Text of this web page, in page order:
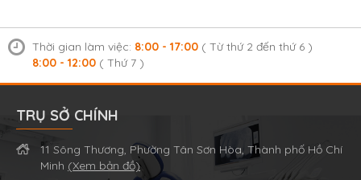
Thời gian làm việc: 8:00 - 17:00 ( Từ thứ 2 đến thứ 6 )
8:00 - 12:00 ( Thứ 7 )
TRỤ SỞ CHÍNH
11 Sông Thương, Phường Tân Sơn Hòa, Thành phố Hồ Chí
Minh (Xem bản đồ)